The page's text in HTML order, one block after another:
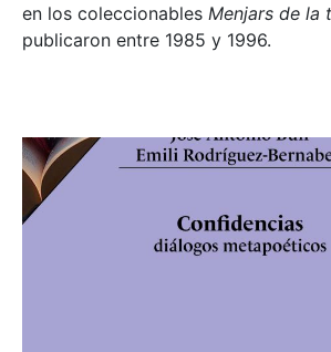
en los coleccionables Menjars de la
publicaron entre 1985 y 1996.